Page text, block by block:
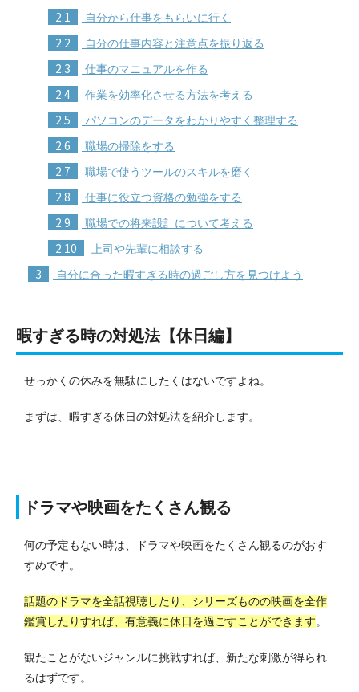
2.1 自分から仕事をもらいに行く
2.2 自分の仕事内容と注意点を振り返る
2.3 仕事のマニュアルを作る
2.4 作業を効率化させる方法を考える
2.5 パソコンのデータをわかりやすく整理する
2.6 職場の掃除をする
2.7 職場で使うツールのスキルを磨く
2.8 仕事に役立つ資格の勉強をする
2.9 職場での将来設計について考える
2.10 上司や先輩に相談する
3 自分に合った暇すぎる時の過ごし方を見つけよう
暇すぎる時の対処法【休日編】
せっかくの休みを無駄にしたくはないですよね。
まずは、暇すぎる休日の対処法を紹介します。
ドラマや映画をたくさん観る
何の予定もない時は、ドラマや映画をたくさん観るのがおす
すめです。
話題のドラマを全話視聴したり、シリーズものの映画を全作
鑑賞したりすれば、有意義に休日を過ごすことができます。
観たことがないジャンルに挑戦すれば、新たな刺激が得られ
るはずです。